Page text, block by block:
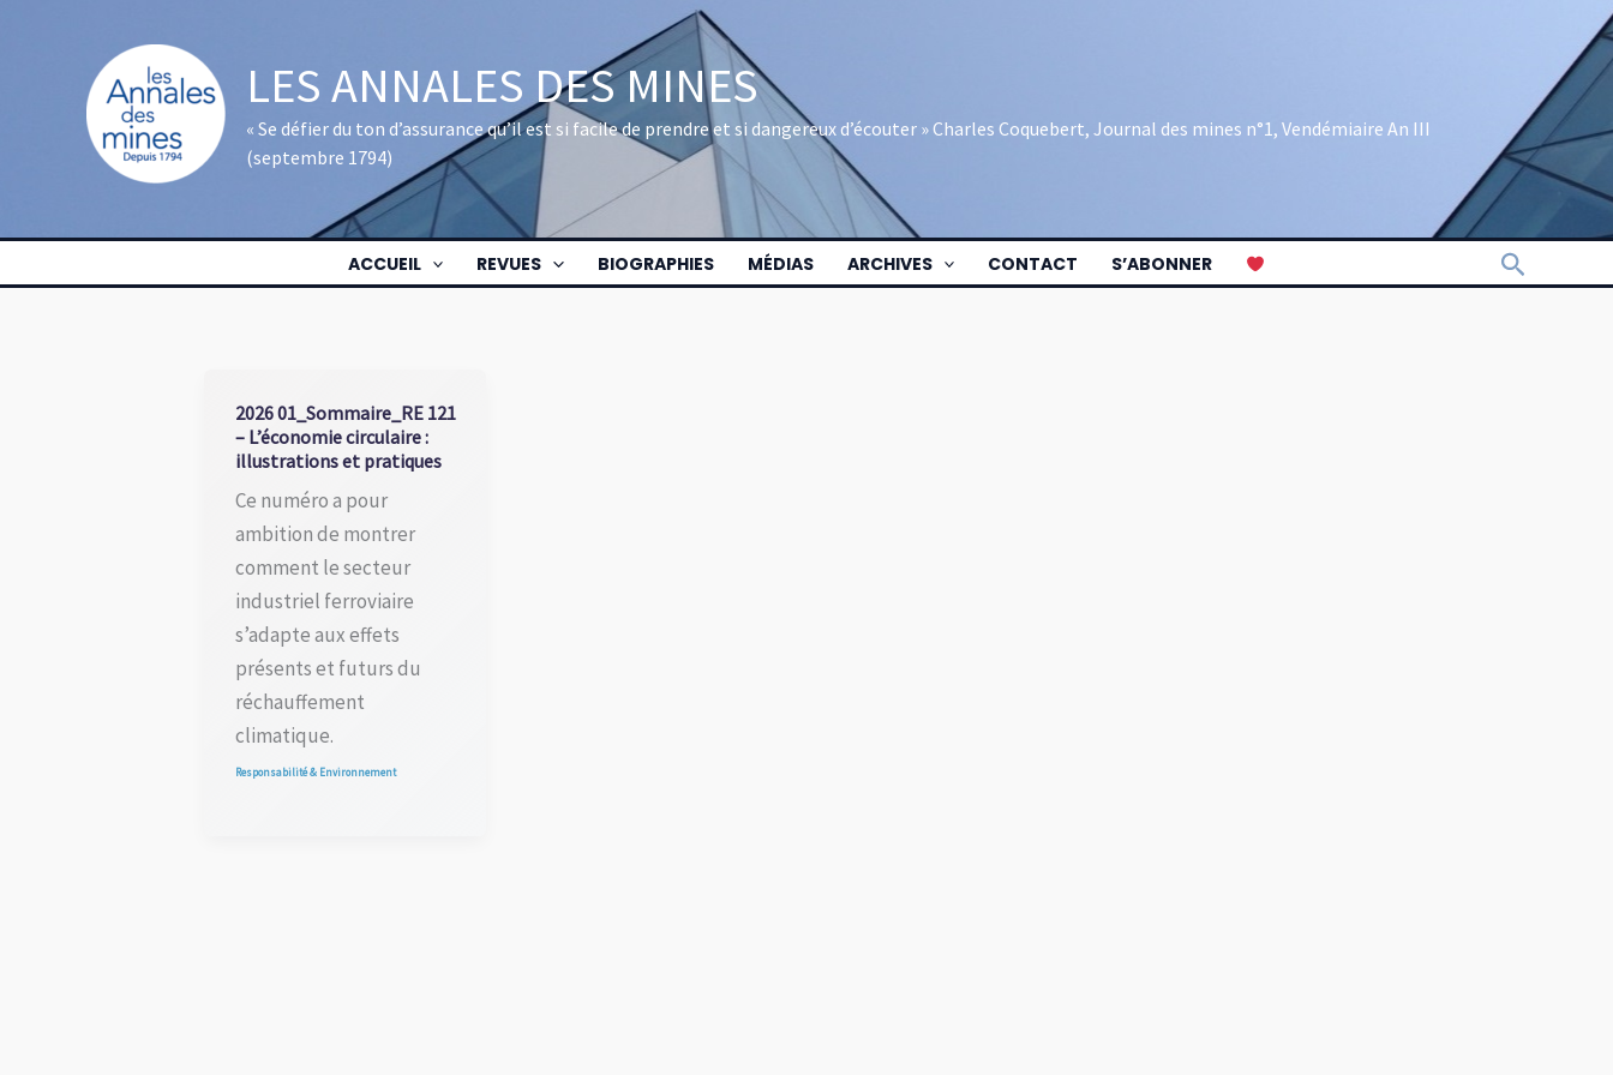
LES ANNALES DES MINES
« Se défier du ton d’assurance qu’il est si facile de prendre et si dangereux d’écouter » Charles Coquebert, Journal des mines n°1, Vendémiaire An III
(septembre 1794)
ACCUEIL REVUES BIOGRAPHIES MÉDIAS ARCHIVES CONTACT S’ABONNER
2026 01_Sommaire_RE 121
– L’économie circulaire :
illustrations et pratiques
Ce numéro a pour
ambition de montrer
comment le secteur
industriel ferroviaire
s’adapte aux effets
présents et futurs du
réchauffement
climatique.
Responsabilité & Environnement